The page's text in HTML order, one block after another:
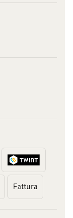
Fattura